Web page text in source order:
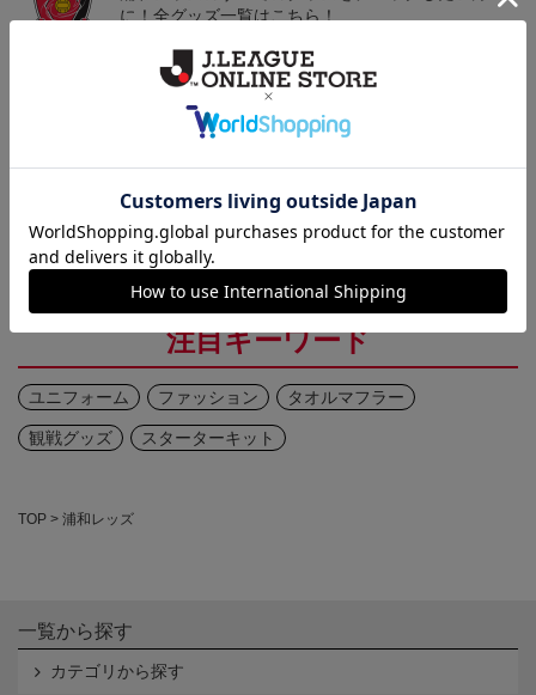
に！全グッズ一覧はこちら！
セールや新着アイテムなどのお得な情報をメールマガジンで
メルマガ配信設定はこちら
注目キーワード
ユニフォーム ファッション タオルマフラー
観戦グッズ スターターキット
TOP 浦和レッズ
一覧から探す
カテゴリから探す